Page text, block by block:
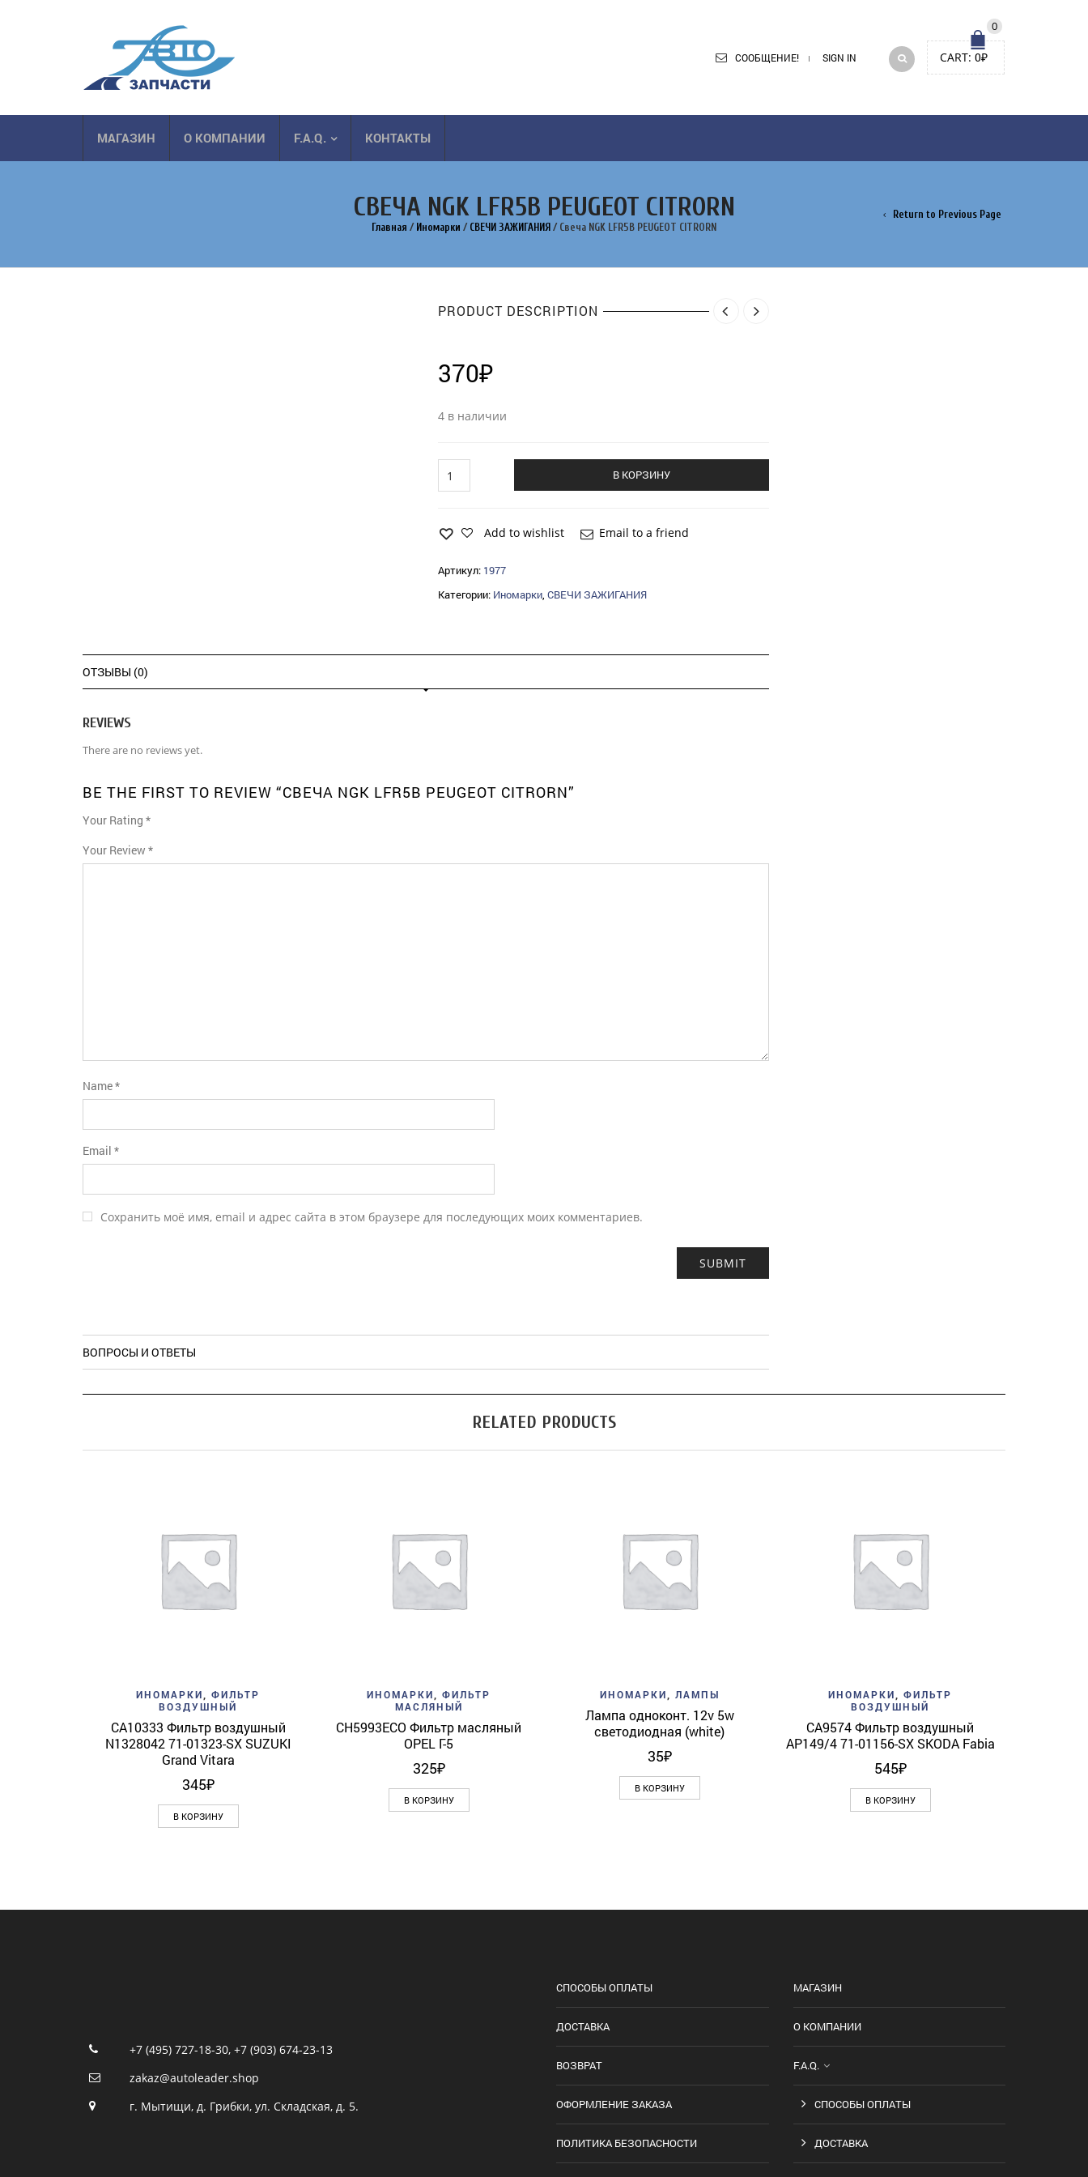
0
CART: 0₽
СООБЩЕНИЕ! SIGN IN
МАГАЗИН О КОМПАНИИ F.A.Q. КОНТАКТЫ
СВЕЧА NGK LFR5B PEUGEOT CITRORN
Главная / Иномарки / СВЕЧИ ЗАЖИГАНИЯ / Свеча NGK LFR5B PEUGEOT CITRORN
Return to Previous Page
PRODUCT DESCRIPTION
370₽
4 в наличии
NGK
CITRORN
В КОРЗИНУ
Add to wishlist Email to a friend
Артикул: 1977
Категории: Иномарки, СВЕЧИ ЗАЖИГАНИЯ
ОТЗЫВЫ (0)
REVIEWS
There are no reviews yet.
BE THE FIRST TO REVIEW “СВЕЧА NGK LFR5B PEUGEOT CITRORN”
Your Rating *
Your Review *
Name*
Email *
Сохранить моё имя, email и адрес сайта в этом браузере для последующих моих комментариев.
ВОПРОСЫ И ОТВЕТЫ
RELATED PRODUCTS
Add to wishlist Quick View
ИНОМАРКИ
ФИЛЬТР
ВОЗДУШНЫЙ
CA10333 Фильтр воздушный
N1328042 71-01323-SX SUZUKI
Grand Vitara
345₽
В КОРЗИНУ
Add to wishlist Quick View
ИНОМАРКИ
ФИЛЬТР
МАСЛЯНЫЙ
CH5993ECO Фильтр масляный
OPEL Г-5
325₽
В КОРЗИНУ
Add to wishlist Quick View
ИНОМАРКИ ЛАМПЫ
Лампа одноконт. 12v 5w
светодиодная (white)
35₽
В КОРЗИНУ
Add to wishlist Quick View
ИНОМАРКИ
ФИЛЬТР
ВОЗДУШНЫЙ
CA9574 Фильтр воздушный
AP149/4 71-01156-SX SKODA Fabia
545₽
В КОРЗИНУ
+7 (495) 727-18-30, +7 (903) 674-23-13
zakaz@autoleader.shop
г. Мытищи, д. Грибки, ул. Складская, д. 5.
СПОСОБЫ ОПЛАТЫ
ДОСТАВКА
ВОЗВРАТ
ОФОРМЛЕНИЕ ЗАКАЗА
ПОЛИТИКА БЕЗОПАСНОСТИ
МАГАЗИН
О КОМПАНИИ
F.A.Q.
СПОСОБЫ ОПЛАТЫ
ДОСТАВКА